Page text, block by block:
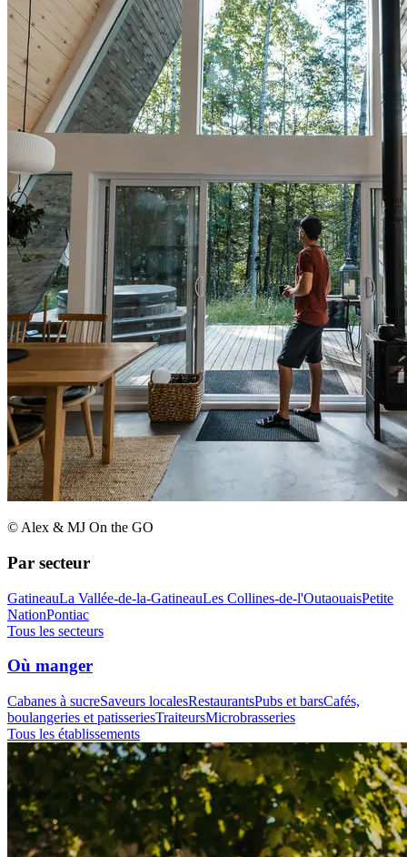
© Alex & MJ On the GO
Par secteur
GatineauLa Vallée-de-la-GatineauLes Collines-de-l'OutaouaisPetite
NationPontiac
Tous les secteurs
Où manger
Cabanes à sucreSaveurs localesRestaurantsPubs et barsCafés,
boulangeries et patisseriesTraiteursMicrobrasseries
Tous les établissements